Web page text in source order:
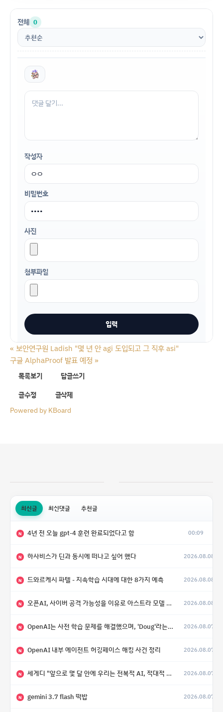
전체 0
작성자
비밀번호
사진
첨부파일
« 보안연구원 Ladish "몇 년 안 agi 도입되고 그 직후 asi"
구글 AlphaProof 발표 예정 »
목록보기
답글쓰기
글수정
글삭제
Powered by KBoard
최신글 최신댓글 추천글
N 4년 전 오늘 gpt-4 훈련 완료되었다고 함 00:09
N 하사비스가 딘과 동시에 떠나고 싶어 했다 2026.08.08
N 드와르케시 파텔 - 지속학습 시대에 대한 8가지 예측 2026.08.08
N 오픈AI, 사이버 공격 가능성을 이유로 아스트라 모델 출시 연기 2026.08.08
N OpenAI는 사전 학습 문제를 해결했으며, 'Doug'라는 코드명을 가진 훨씬 더 큰 모델을 활발히 개발 중 2026.08.07
N OpenAI 내부 에이전트 허깅페이스 해킹 사건 정리 2026.08.07
N 세게디 "앞으로 몇 달 안에 우리는 전복적 AI, 적대적 AI 둘 다 보게 될 것" 2026.08.07
N gemini 3.7 flash 떡밥 2026.08.07